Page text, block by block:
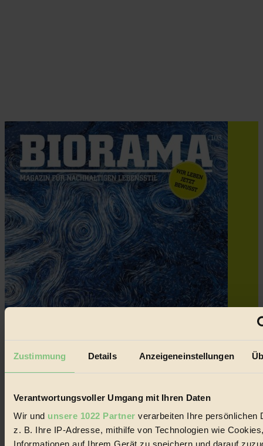
Zustimmung Details Anzeigeneinstellungen
Verantwortungsvoller Umgang mit Ihren Daten
Wir und unsere 1022 Partner verarbeiten Ihre persönlichen
z. B. Ihre IP-Adresse, mithilfe von Technologien wie
Informationen auf Ihrem Gerät zu speichern und darauf